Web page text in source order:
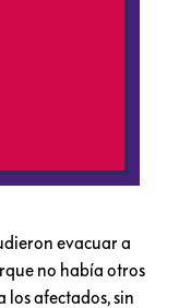
evacuar a
no había otros
afectados, sin